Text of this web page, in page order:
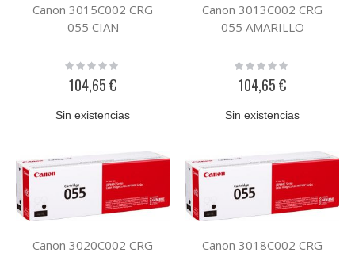
Canon 3015C002 CRG
055 CIAN
Rating:
104,65 €
Sin existencias
Canon 3013C002 CRG
055 AMARILLO
Rating:
104,65 €
Sin existencias
Canon 3020C002 CRG Canon 3018C002 CRG